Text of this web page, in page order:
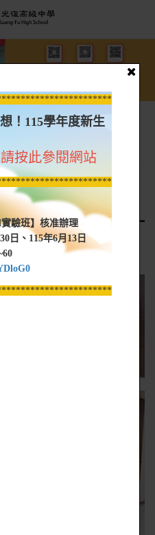
力計畫
！115學年度新生
按此參閱網站
驗班】核准辦理
日、115年6月13日